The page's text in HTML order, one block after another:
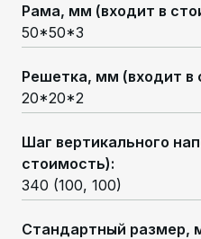
Рама, мм (входит в
50*50*3
Решетка, мм (входит в
20*20*2
Шаг вертикального
стоимость):
340 (100, 100)
Стандартный размер,